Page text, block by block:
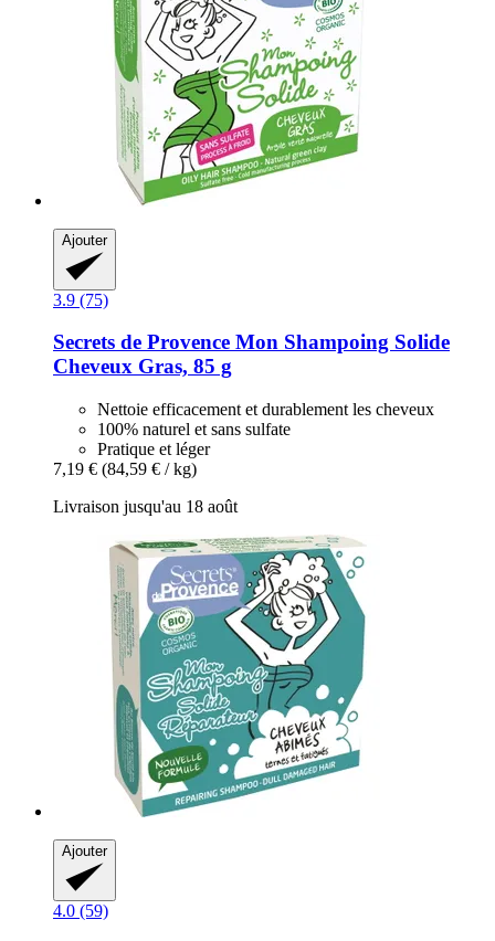
Ajouter
3.9 (75)
Secrets de Provence Mon Shampoing Solide
Cheveux Gras, 85 g
Nettoie efficacement et durablement les cheveux
100% naturel et sans sulfate
Pratique et léger
7,19 € (84,59 € / kg)
Livraison jusqu'au 18 août
Ajouter
4.0 (59)